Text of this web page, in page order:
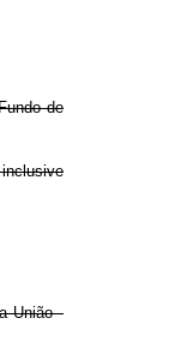
de
União -